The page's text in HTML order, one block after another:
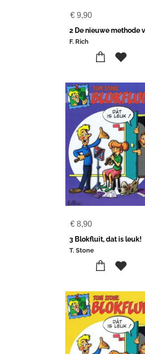
€ 9,90
F. Rich
€ 8,90
3 Blokfluit, dat is leuk!
T. Stone